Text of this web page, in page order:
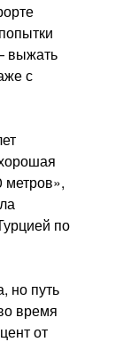
выжать
с
метров»,
по
но путь
время
от